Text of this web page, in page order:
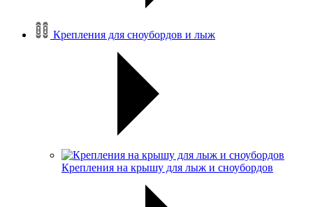
Крепления для сноубордов и лыж
Крепления на крышу для лыж и сноубордов